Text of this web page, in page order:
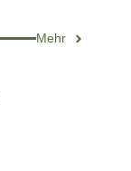
Mehr